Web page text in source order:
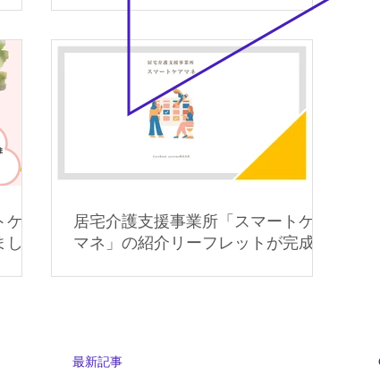
ア
し
居宅介護支援事業所「スマートケア
マネ」の紹介リーフレットが完成い
最新記事